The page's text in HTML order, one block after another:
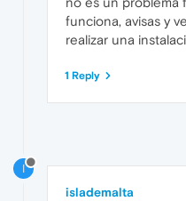
funciona, avisas y
realizar una
1 Reply
I
islademalta